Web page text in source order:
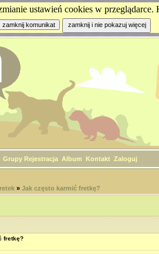
ustawień cookies w przeglądarce.
Grupy Rejestracja Album Kontakt Zaloguj
» Jak często karmić fretkę?
fretkę?